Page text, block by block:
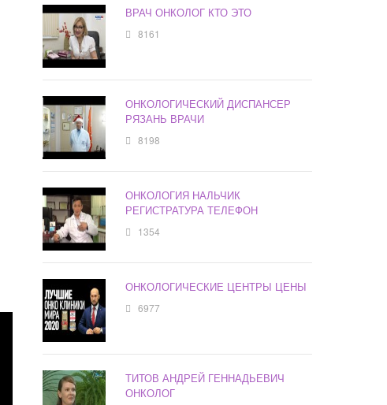
ВРАЧ ОНКОЛОГ КТО ЭТО
8161
ОНКОЛОГИЧЕСКИЙ ДИСПАНСЕР
РЯЗАНЬ ВРАЧИ
8198
ОНКОЛОГИЯ НАЛЬЧИК
РЕГИСТРАТУРА ТЕЛЕФОН
1354
ОНКОЛОГИЧЕСКИЕ ЦЕНТРЫ ЦЕНЫ
6977
ТИТОВ АНДРЕЙ ГЕННАДЬЕВИЧ
ОНКОЛОГ